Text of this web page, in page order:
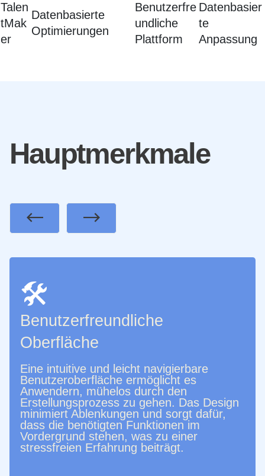
Talen
tMak
er
Datenbasierte
Optimierungen
Benutzerfre
undliche
Plattform
Datenbasier
te
Anpassung
Hauptmerkmale
🛠️
Benutzerfreundliche
Oberfläche
Eine intuitive und leicht navigierbare
Benutzeroberfläche ermöglicht es
Anwendern, mühelos durch den
Erstellungsprozess zu gehen. Das Design
minimiert Ablenkungen und sorgt dafür,
dass die benötigten Funktionen im
Vordergrund stehen, was zu einer
stressfreien Erfahrung beiträgt.
PreviousNext